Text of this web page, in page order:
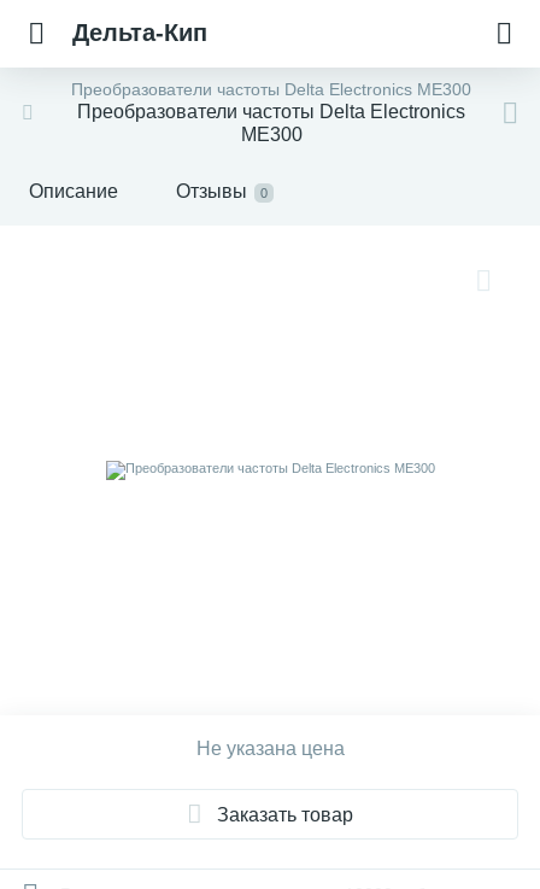
Дельта-Кип
Преобразователи частоты Delta Electronics ME300
Преобразователи частоты Delta Electronics
ME300
Описание Отзывы 0
Не указана цена
Заказать товар